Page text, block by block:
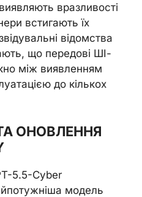
вразливості
встигають їх
відомства
що передові ШІ-
між виявленням
до кількох
ОНОВЛЕННЯ
5.5-Cyber
модель